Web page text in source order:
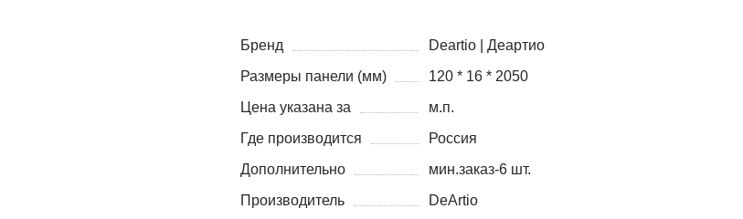
Бренд
Deartio | Деартио
Размеры панели (мм)
120 * 16 * 2050
Цена указана за
м.п.
Где производится
Россия
Дополнительно
мин.заказ-6 шт.
Производитель
DeArtio